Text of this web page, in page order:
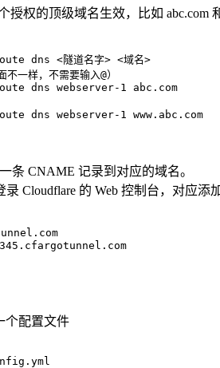
授权的顶级域名生效，比如 abc.com
dns <隧道名字> <域名>
一样，不需要输入@）
dns webserver-1 abc.com
dns webserver-1 www.abc.com
条 CNAME 记录到对应的域名。
Cloudflare 的 Web 控制台，对应添
个配置文件